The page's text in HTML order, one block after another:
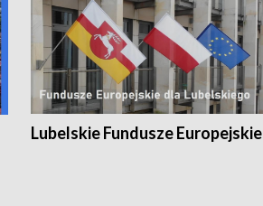
Lubelskie Fundusze Europejskie